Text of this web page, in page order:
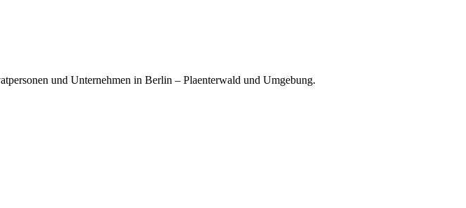
und Unternehmen in Berlin – Plaenterwald und Umgebung.